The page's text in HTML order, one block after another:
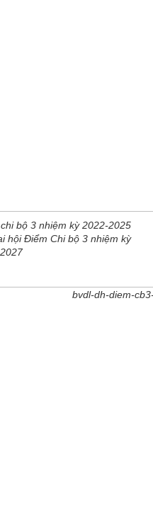
bộ 3 nhiệm kỳ 2022-2025
hội Điểm Chi bộ 3 nhiệm kỳ